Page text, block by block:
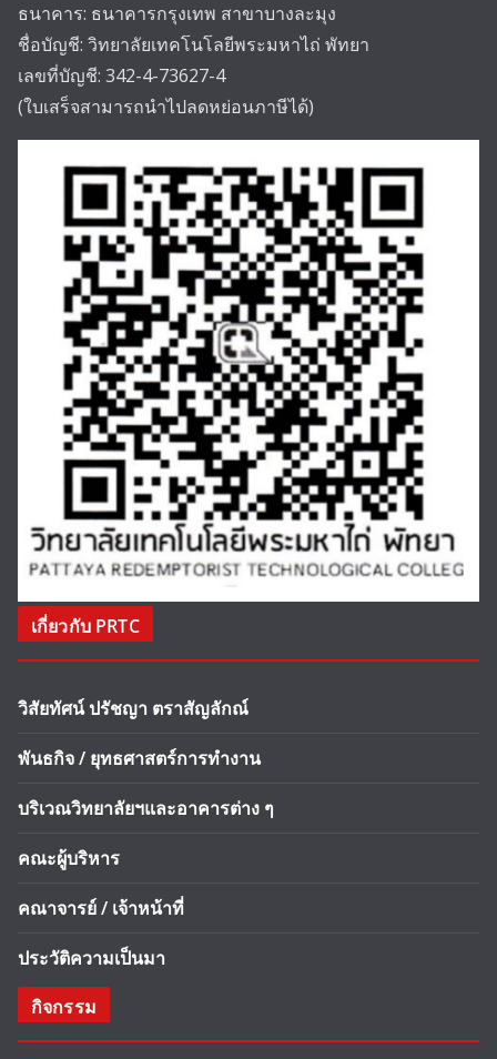
ธนาคาร: ธนาคารกรุงเทพ สาขาบางละมุง
ชื่อบัญชี: วิทยาลัยเทคโนโลยีพระมหาไถ่ พัทยา
เลขที่บัญชี: 342-4-73627-4
(ใบเสร็จสามารถนำไปลดหย่อนภาษีได้)
เกี่ยวกับ PRTC
วิสัยทัศน์ ปรัชญา ตราสัญลักณ์
พันธกิจ / ยุทธศาสตร์การทำงาน
บริเวณวิทยาลัยฯและอาคารต่าง ๆ
คณะผู้บริหาร
คณาจารย์ / เจ้าหน้าที่
ประวัติความเป็นมา
กิจกรรม